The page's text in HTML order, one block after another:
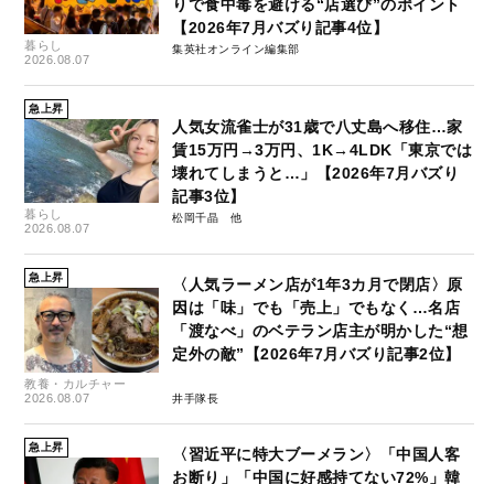
暮らし
2026.08.07
りで食中毒を避ける“店選び”のポイント
【2026年7月バズり記事4位】
集英社オンライン編集部
急上昇
暮らし
2026.08.07
人気女流雀士が31歳で八丈島へ移住…家
賃15万円→3万円、1K→4LDK「東京では
壊れてしまうと…」【2026年7月バズり
記事3位】
松岡千晶
急上昇
教養・カルチャー
2026.08.07
〈人気ラーメン店が1年3カ月で閉店〉原
因は「味」でも「売上」でもなく…名店
「渡なべ」のベテラン店主が明かした“想
定外の敵”【2026年7月バズり記事2位】
井手隊長
急上昇
〈習近平に特大ブーメラン〉「中国人客
お断り」「中国に好感持てない72%」韓